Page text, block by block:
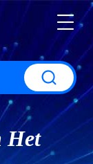
Het